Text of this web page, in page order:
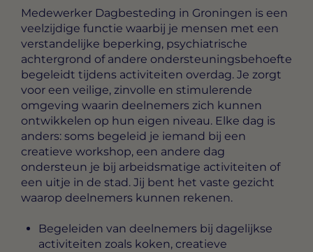
Medewerker Dagbesteding in Groningen is een
veelzijdige functie waarbij je mensen met een
verstandelijke beperking, psychiatrische
achtergrond of andere ondersteuningsbehoefte
begeleidt tijdens activiteiten overdag. Je zorgt
voor een veilige, zinvolle en stimulerende
omgeving waarin deelnemers zich kunnen
ontwikkelen op hun eigen niveau. Elke dag is
anders: soms begeleid je iemand bij een
creatieve workshop, een andere dag
ondersteun je bij arbeidsmatige activiteiten of
een uitje in de stad. Jij bent het vaste gezicht
waarop deelnemers kunnen rekenen.
Begeleiden van deelnemers bij dagelijkse
activiteiten zoals koken, creatieve